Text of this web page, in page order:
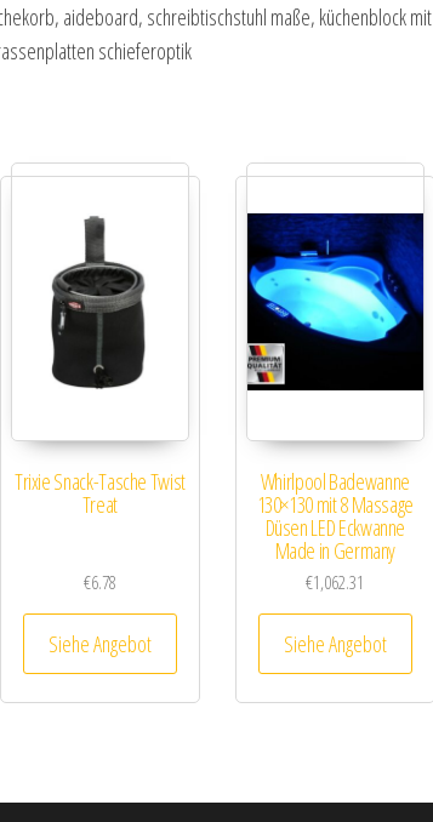
aideboard, schreibtischstuhl maße, küchenblock mit
schieferoptik
Trixie Snack-Tasche Twist
Treat
€6.78
Siehe Angebot
Whirlpool Badewanne
130×130 mit 8 Massage
Düsen LED Eckwanne
Made in Germany
€1,062.31
Siehe Angebot